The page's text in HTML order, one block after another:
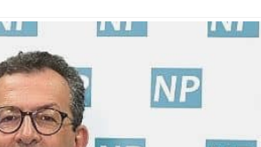
Ödüllü Resim, Şiir ve Kompozisyon Yarışması
Üretim Gücünü Destekliyoruz”
yalnız bırakılmadı
karşı karşıya